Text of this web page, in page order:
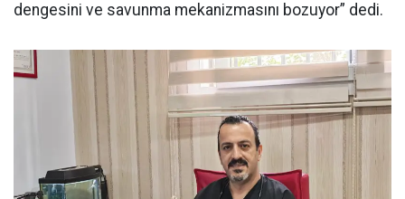
dengesini ve savunma mekanizmasını bozuyor” dedi.